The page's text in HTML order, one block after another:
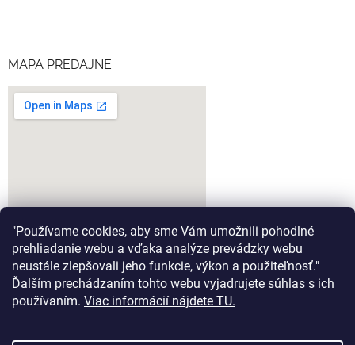
"Používame cookies, aby sme Vám umožnili pohodlné
prehliadanie webu a vďaka analýze prevádzky webu
neustále zlepšovali jeho funkcie, výkon a použiteľnosť."
Ďalším prechádzaním tohto webu vyjadrujete súhlas s ich
používaním. Viac informácií nájdete TU.
MAPA PREDAJNE
google-map-generator.com